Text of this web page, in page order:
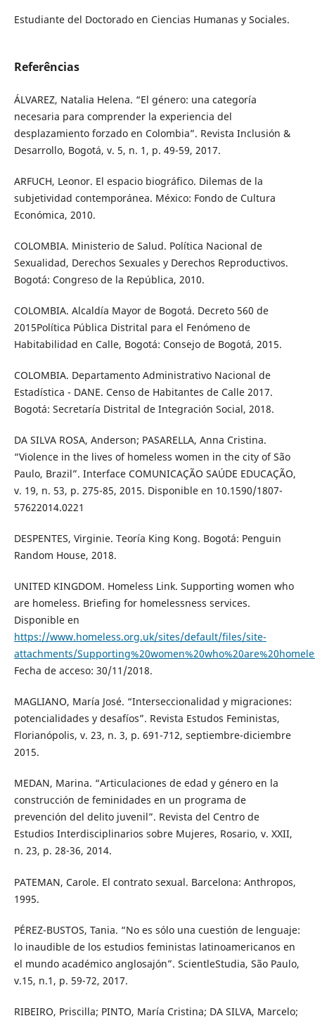
Estudiante del Doctorado en Ciencias Humanas y Sociales.
Referências
ÁLVAREZ, Natalia Helena. “El género: una categoría
necesaria para comprender la experiencia del
desplazamiento forzado en Colombia”. Revista Inclusión &
Desarrollo, Bogotá, v. 5, n. 1, p. 49-59, 2017.
ARFUCH, Leonor. El espacio biográfico. Dilemas de la
subjetividad contemporánea. México: Fondo de Cultura
Económica, 2010.
COLOMBIA. Ministerio de Salud. Política Nacional de
Sexualidad, Derechos Sexuales y Derechos Reproductivos.
Bogotá: Congreso de la República, 2010.
COLOMBIA. Alcaldía Mayor de Bogotá. Decreto 560 de
2015Política Pública Distrital para el Fenómeno de
Habitabilidad en Calle, Bogotá: Consejo de Bogotá, 2015.
COLOMBIA. Departamento Administrativo Nacional de
Estadística - DANE. Censo de Habitantes de Calle 2017.
Bogotá: Secretaría Distrital de Integración Social, 2018.
DA SILVA ROSA, Anderson; PASARELLA, Anna Cristina.
“Violence in the lives of homeless women in the city of São
Paulo, Brazil”. Interface COMUNICAÇÃO SAÚDE EDUCAÇÃO,
v. 19, n. 53, p. 275-85, 2015. Disponible en 10.1590/1807-
57622014.0221
DESPENTES, Virginie. Teoría King Kong. Bogotá: Penguin
Random House, 2018.
UNITED KINGDOM. Homeless Link. Supporting women who
are homeless. Briefing for homelessness services.
Disponible en
https://www.homeless.org.uk/sites/default/files/site-
attachments/
Fecha de acceso: 30/11/2018.
MAGLIANO, María José. “Interseccionalidad y migraciones:
potencialidades y desafíos”. Revista Estudos Feministas,
Florianópolis, v. 23, n. 3, p. 691-712, septiembre-diciembre
2015.
MEDAN, Marina. “Articulaciones de edad y género en la
construcción de feminidades en un programa de
prevención del delito juvenil”. Revista del Centro de
Estudios Interdisciplinarios sobre Mujeres, Rosario, v. XXII,
n. 23, p. 28-36, 2014.
PATEMAN, Carole. El contrato sexual. Barcelona: Anthropos,
1995.
PÉREZ-BUSTOS, Tania. “No es sólo una cuestión de lenguaje:
lo inaudible de los estudios feministas latinoamericanos en
el mundo académico anglosajón”. ScientleStudia, São Paulo,
v.15, n.1, p. 59-72, 2017.
RIBEIRO, Priscilla; PINTO, María Cristina; DA SILVA, Marcelo;